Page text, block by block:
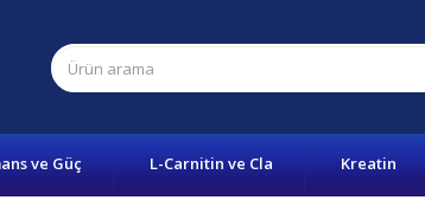
ve Güç L-Carnitin ve Cla Kreatin